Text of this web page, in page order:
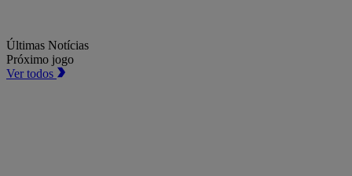
Últimas Notícias
Próximo jogo
Ver todos